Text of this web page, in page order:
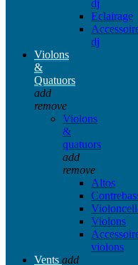
dj
Eclairage
dj
Violons
&
Quatuors
add
remove
Violons
&
quatuors
add
remove
Altos
Violons
violons
Vents add